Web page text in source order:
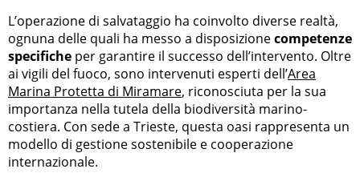
L’operazione di salvataggio ha coinvolto diverse realtà,
ognuna delle quali ha messo a disposizionecompetenze
specifiche per garantire il successo dell’intervento. Oltre
ai vigili del fuoco, sono intervenuti esperti dell’Area
Marina Protetta di Miramare, riconosciuta per la sua
importanza nella tutela della biodiversità marino-
costiera. Con sede a Trieste, questa oasi rappresenta un
modello di gestione sostenibile e cooperazione
internazionale.